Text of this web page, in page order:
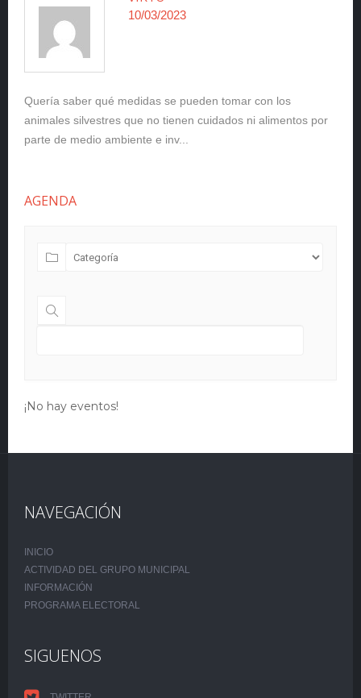
10/03/2023
Quería saber qué medidas se pueden tomar con los
animales silvestres que no tienen cuidados ni alimentos por
parte de medio ambiente e inv...
AGENDA
¡No hay eventos!
NAVEGACIÓN
INICIO
ACTIVIDAD DEL GRUPO MUNICIPAL
INFORMACIÓN
PROGRAMA ELECTORAL
SIGUENOS